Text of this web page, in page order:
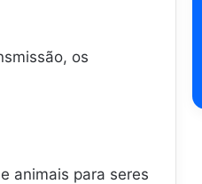
os
animais para seres